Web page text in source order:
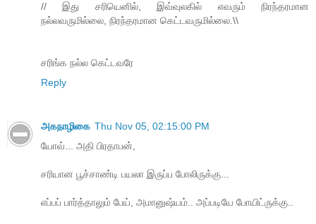
// இது சரியெனில், இவ்வுலகில் எவரும் நிரந்தரமான
நல்லவருமில்லை, நிரந்தரமான கெட்டவருமில்லை.\\
சரிங்க நல்ல கெட்டவரே
Reply
அகநாழிகை Thu Nov 05, 02:15:00 PM
யோவ்... அதி பிரதாபன்,
சரியான பூச்சாண்டி பயலா இருப்ப போலிருக்கு...
எப்பப் பார்த்தாலும் பேய், அமானுஷ்யம்.. அப்படியே போயிட்ருக்கு..